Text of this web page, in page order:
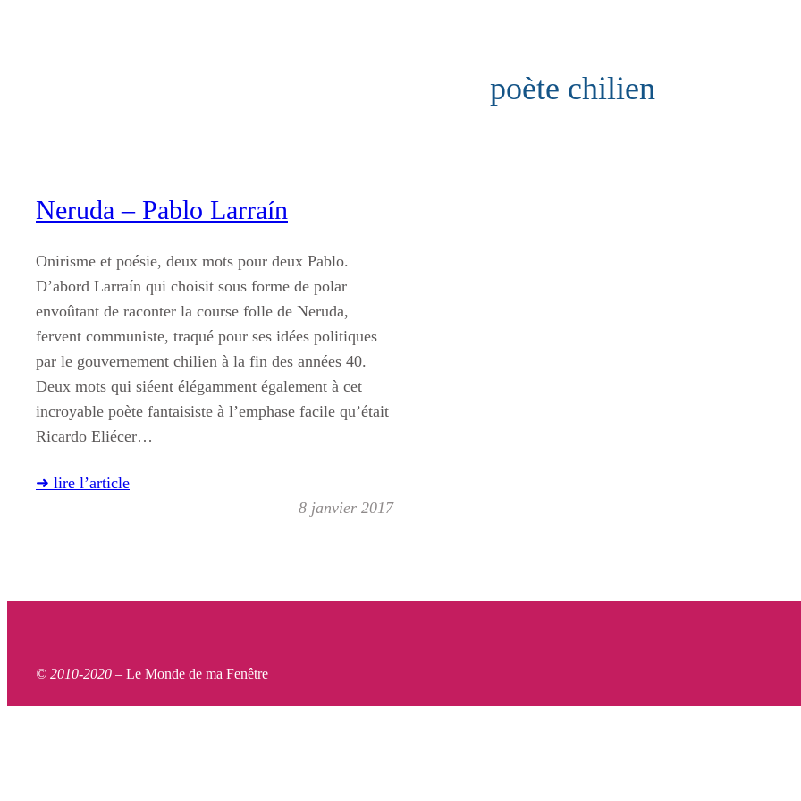
poète chilien
Neruda – Pablo Larraín
Onirisme et poésie, deux mots pour deux Pablo.
D’abord Larraín qui choisit sous forme de polar
envoûtant de raconter la course folle de Neruda,
fervent communiste, traqué pour ses idées politiques
par le gouvernement chilien à la fin des années 40.
Deux mots qui siéent élégamment également à cet
incroyable poète fantaisiste à l’emphase facile qu’était
Ricardo Eliécer…
➜ lire l’article
8 janvier 2017
© 2010-2020 – Le Monde de ma Fenêtre